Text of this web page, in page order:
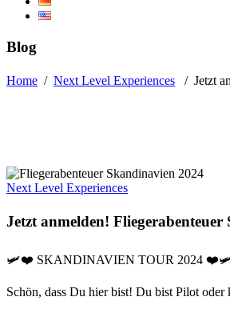
Blog
Home / Next Level Experiences / Jetzt
Next Level Experiences
Jetzt anmelden!
🛩️❤️ SKANDINAVIEN TOUR 2024
Schön, dass Du hier bist! Du bist Pilot